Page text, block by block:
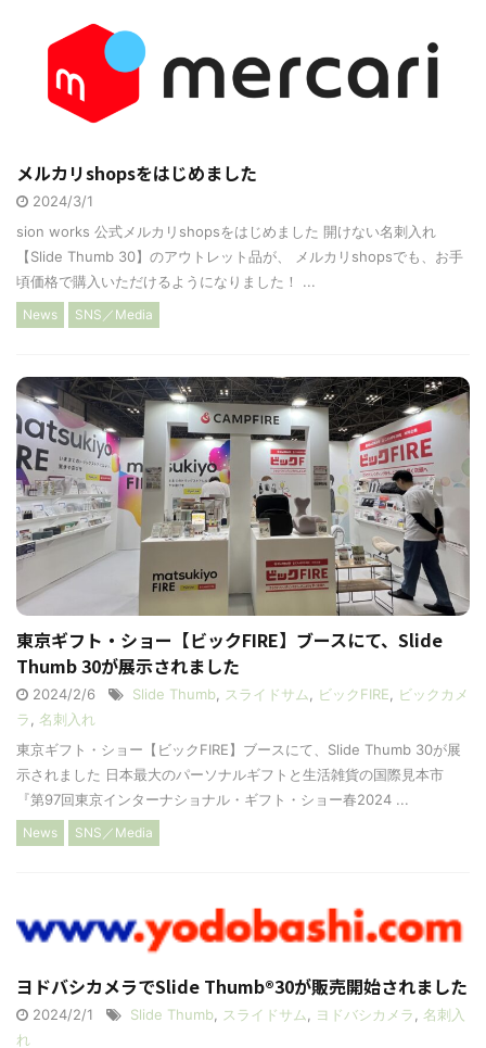
メルカリshopsをはじめました
2024/3/1
sion works 公式メルカリshopsをはじめました 開けない名刺入れ
【Slide Thumb 30】のアウトレット品が、 メルカリshopsでも、お手
頃価格で購入いただけるようになりました！ ...
News SNS／Media
東京ギフト・ショー【ビックFIRE】ブースにて、Slide
Thumb 30が展示されました
2024/2/6 Slide Thumb スライドサム ビックFIRE
ビックカメ
ラ
名刺入れ
東京ギフト・ショー【ビックFIRE】ブースにて、Slide Thumb 30が展
示されました 日本最大のパーソナルギフトと生活雑貨の国際見本市
『第97回東京インターナショナル・ギフト・ショー春2024 ...
News SNS／Media
ヨドバシカメラでSlide Thumb®︎30が販売開始されました
2024/2/1 Slide Thumb, スライドサム, ヨドバシカメラ, 名刺入
れ